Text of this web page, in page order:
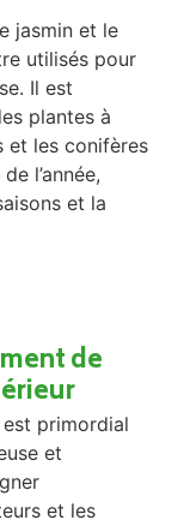
jasmin et le
utilisés pour
Il est
plantes à
et les conifères
l’année,
et la
de
est primordial
et
et les